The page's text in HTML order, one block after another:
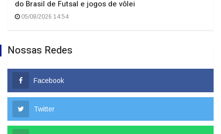
do Brasil de Futsal e jogos de vôlei
05/08/2026 14:54
Nossas Redes
Facebook
Twitter